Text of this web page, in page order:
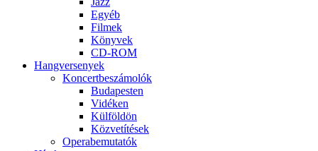
Egyéb
Filmek
Könyvek
CD-ROM
Hangversenyek
Koncertbeszámolók
Budapesten
Vidéken
Külföldön
Közvetítések
Operabemutatók